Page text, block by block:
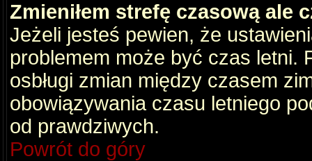
Zmieniłem strefę czasową ale
Jeżeli jesteś pewien, że
problemem może być czas letni.
osbługi zmian między czasem
obowiązywania czasu letniego
od prawdziwych.
Powrót do góry